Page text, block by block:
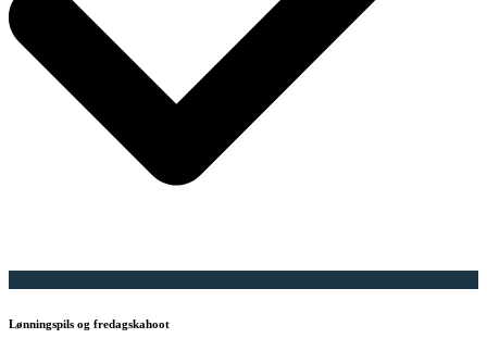
Lønningspils og fredagskahoot